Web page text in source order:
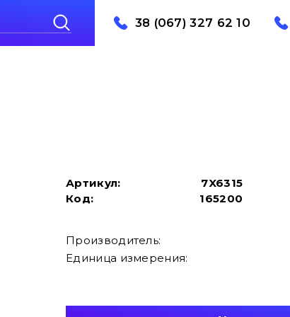
38 (067) 327 62 10
Артикул:
7X6315
Код:
165200
Производитель:
Единица измерения: